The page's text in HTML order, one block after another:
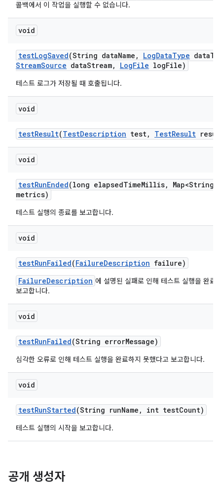
콜백에서 이 작업을 실행할 수 없습니다.
void
testLogSaved(String dataName , LogDataType data
StreamSource dataStream, LogFile logFile)
테스트 로그가 저장될 때 호출됩니다.
void
testResult(TestDescription test, TestResult
void
testRunEnded(long elapsedTimeMillis, Map<String
metrics)
테스트 실행의 종료를 보고합니다.
void
testRunFailed(FailureDescription failure)
FailureDescription 에 설명된 실패로 인해 테스트 실행을 완료
보고합니다.
void
testRunFailed(String errorMessage)
심각한 오류로 인해 테스트 실행을 완료하지 못했다고 보고합니다.
void
testRunStarted(String runName , int testCount)
테스트 실행의 시작을 보고합니다.
공개 생성자